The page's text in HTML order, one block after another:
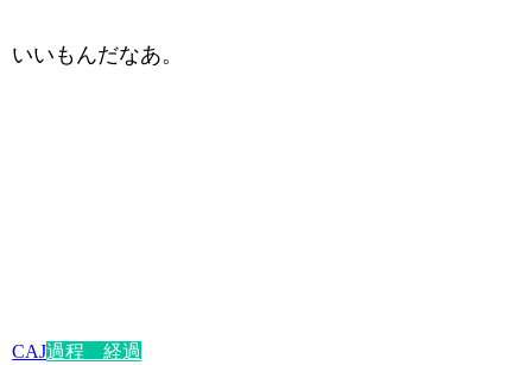
いいもんだなあ。
CAJ過程 経過